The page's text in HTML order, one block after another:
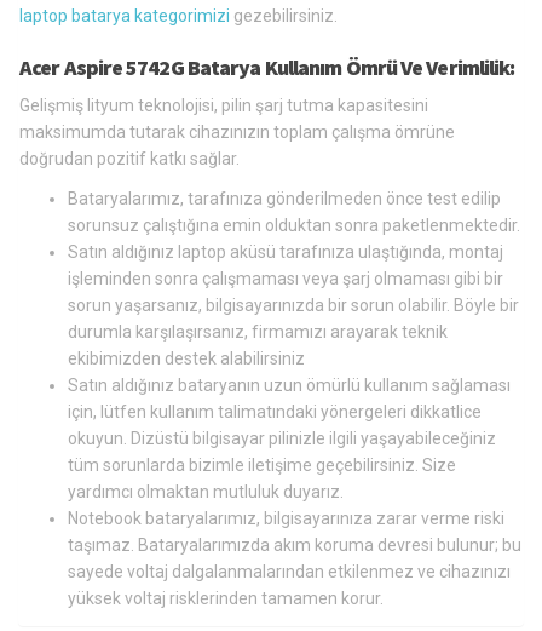
laptop batarya kategorimizi gezebilirsiniz.
Acer Aspire 5742G Batarya Kullanım Ömrü Ve Verimlilik:
Gelişmiş lityum teknolojisi, pilin şarj tutma kapasitesini
maksimumda tutarak cihazınızın toplam çalışma ömrüne
doğrudan pozitif katkı sağlar.
Bataryalarımız, tarafınıza gönderilmeden önce test edilip
sorunsuz çalıştığına emin olduktan sonra paketlenmektedir.
Satın aldığınız laptop aküsü tarafınıza ulaştığında, montaj
işleminden sonra çalışmaması veya şarj olmaması gibi bir
sorun yaşarsanız, bilgisayarınızda bir sorun olabilir. Böyle bir
durumla karşılaşırsanız, firmamızı arayarak teknik
ekibimizden destek alabilirsiniz
Satın aldığınız bataryanın uzun ömürlü kullanım sağlaması
için, lütfen kullanım talimatındaki yönergeleri dikkatlice
okuyun. Dizüstü bilgisayar pilinizle ilgili yaşayabileceğiniz
tüm sorunlarda bizimle iletişime geçebilirsiniz. Size
yardımcı olmaktan mutluluk duyarız.
Notebook bataryalarımız, bilgisayarınıza zarar verme riski
taşımaz. Bataryalarımızda akım koruma devresi bulunur; bu
sayede voltaj dalgalanmalarından etkilenmez ve cihazınızı
yüksek voltaj risklerinden tamamen korur.